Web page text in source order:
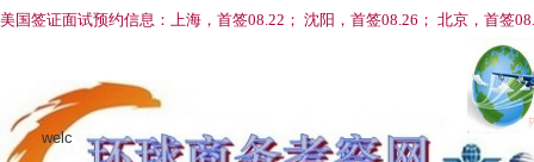
美国签证面试预约信息：上海，首签08.22； 沈阳，首签08.26； 北京，首签08
welc